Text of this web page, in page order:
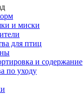
и миски
для птиц
и содержание
по уходу